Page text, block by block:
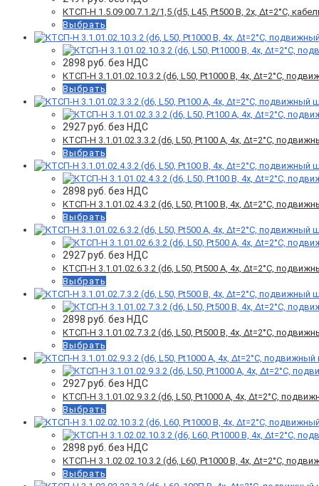
КТСП-Н 1.5.09.00.7.1.2/1,5 (d5, L45, Pt500 B, 2х, Δt=2°C,
Выбрать
2898 руб. без НДС
КТСП-Н 3.1.01.02.10.3.2 (d6, L50, Pt1000 B, 4х, Δt=2°C,
Выбрать
2927руб. без НДС
КТСП-Н 3.1.01.02.3.3.2 (d6, L50, Pt100 A, 4х, Δt=2°C,
Выбрать
2898 руб. без НДС
КТСП-Н 3.1.01.02.4.3.2 (d6, L50, Pt100 B, 4х, Δt=2°C,
Выбрать
2927руб. без НДС
КТСП-Н 3.1.01.02.6.3.2 (d6, L50, Pt500 A, 4х, Δt=2°C,
Выбрать
2898 руб. без НДС
КТСП-Н 3.1.01.02.7.3.2 (d6, L50, Pt500 B, 4х, Δt=2°C,
Выбрать
2927руб. без НДС
КТСП-Н 3.1.01.02.9.3.2 (d6, L50, Pt1000 A, 4х, Δt=2°C,
Выбрать
2898 руб. без НДС
КТСП-Н 3.1.02.02.10.3.2 (d6, L60, Pt1000 B, 4х, Δt=2°C,
Выбрать